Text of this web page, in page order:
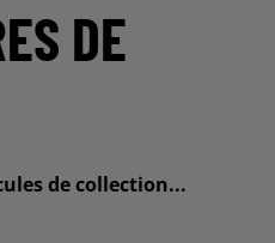
DE
de collection...